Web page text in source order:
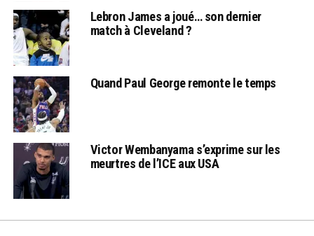
Lebron James a joué… son dernier
match à Cleveland ?
Quand Paul George remonte le temps
Victor Wembanyama s’exprime sur les
meurtres de l’ICE aux USA